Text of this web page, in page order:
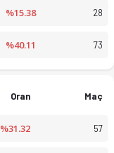
%15.38 28
%40.11 73
Oran Maç
%31.32 57